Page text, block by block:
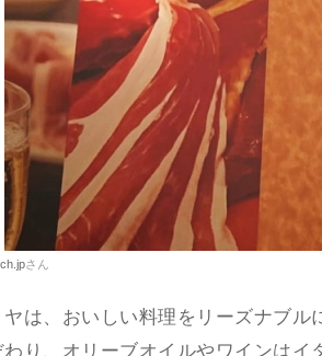
さん
は、おいしい料理をリーズナブ
り、オリーブオイルやワインはイ